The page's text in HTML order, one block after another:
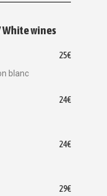
wines
25€
blanc
24€
24€
29€